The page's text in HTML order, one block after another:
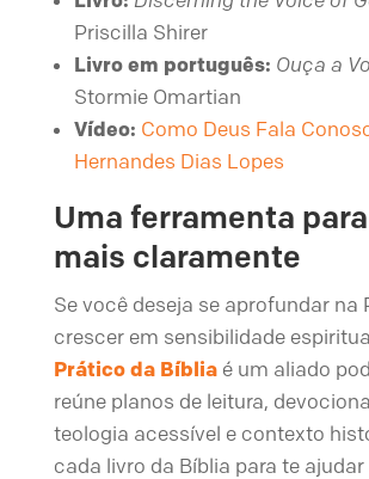
Priscilla Shirer
Livro em português: Ouça a
Stormie Omartian
Vídeo: Como Deus Fala
Hernandes Dias Lopes
Uma ferramenta
mais claramente
Se você deseja se aprofundar na
crescer em sensibilidade
Prático da Bíbliaé um aliado
reúne planos de leitura,
teologia acessível e contexto
cada livro da Bíblia para te